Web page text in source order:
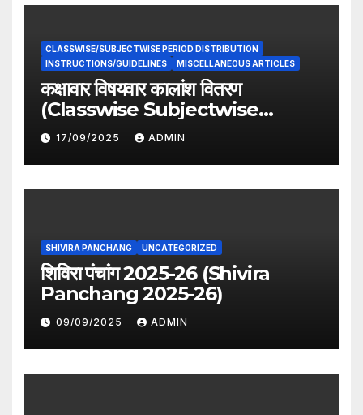
CLASSWISE/SUBJECTWISE PERIOD DISTRIBUTION
INSTRUCTIONS/GUIDELINES
MISCELLANEOUS ARTICLES
कक्षावार विषयवार कालांश वितरण
(Classwise Subjectwise
period distribution)
17/09/2025 ADMIN
SHIVIRA PANCHANG UNCATEGORIZED
शिविरा पंचांग 2025-26 (Shivira
Panchang 2025-26)
09/09/2025 ADMIN